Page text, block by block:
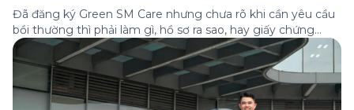
hỗ trợ
Đã đăng ký Green SM Care nhưng chưa rõ khi cần yêu cầu
bồi thường thì phải làm gì, hồ sơ ra sao, hay giấy chứng
nhận bảo hiểm tìm ở đâu? Bài viết này tổng hợp đầy đủ các
câu hỏi thường gặp nhất về quy trình bồi thường và hỗ trợ
của Green […]